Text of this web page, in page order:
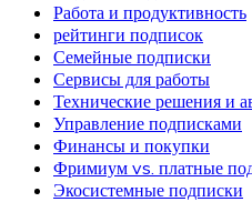
Работа и продуктивность
рейтинги подписок
Семейные подписки
Сервисы для работы
Технические решения и
Управление подписками
Финансы и покупки
Фримиум vs. платные
Экосистемные подписки